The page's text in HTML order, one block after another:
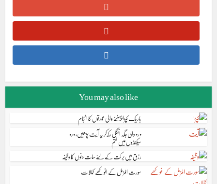
You may also like
باریک کپڑا پہننے والی عورتوں کا انجام
درد والی جگہ انگلی رکھ کر یہ آیت پڑھیں، درد
سیکنڈوں میں ختم
رزق میں برکت کے لئے سات دنوں کا وظیفہ
سورت المزمل کے انوکھے کمالات